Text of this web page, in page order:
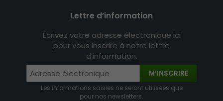
Lettre d’information
Écrivez votre adresse électronique ici
pour vous inscrire à notre lettre
d’information.
M’INSCRIRE
Les informations saisies ne seront utilisées que
pour nos newsletters.